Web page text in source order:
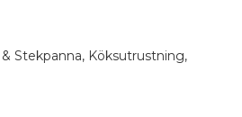
Stekpanna, Köksutrustning,